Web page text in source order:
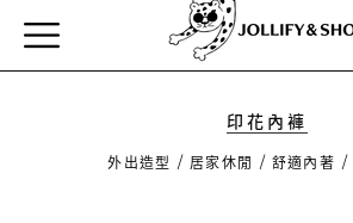
印花內褲
外出造型 居家休閒 舒適內著